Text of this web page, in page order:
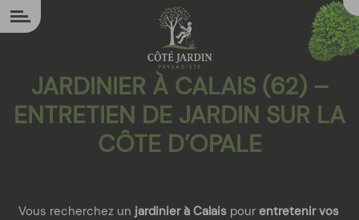
Panneau de gestion des cookies
JARDINIER À CALAIS (62) –
ENTRETIEN DE JARDIN SUR LA
CÔTE D’OPALE
Vous recherchez un jardinier à Calaispour entretenir vos